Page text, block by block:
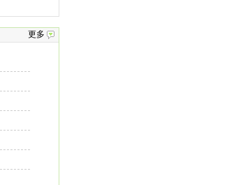
更多